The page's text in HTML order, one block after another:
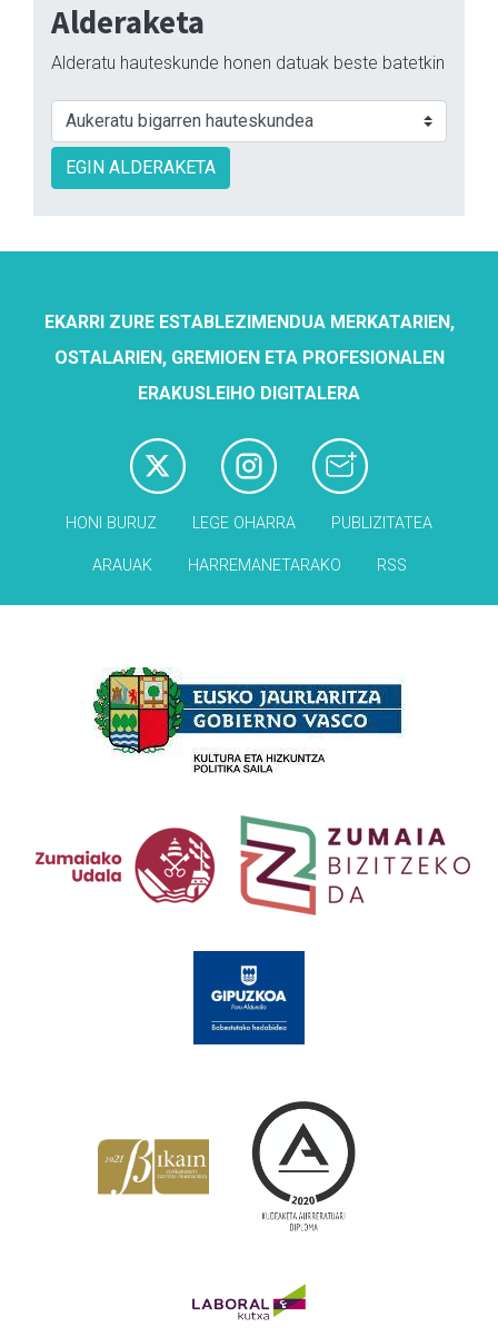
Alderaketa
Alderatu hauteskunde honen datuak beste batetkin
EGIN ALDERAKETA
EKARRI ZURE ESTABLEZIMENDUA MERKATARIEN,
OSTALARIEN, GREMIOEN ETA PROFESIONALEN
ERAKUSLEIHO DIGITALERA
HONI BURUZ LEGE OHARRA PUBLIZITATEA
ARAUAK HARREMANETARAKO RSS